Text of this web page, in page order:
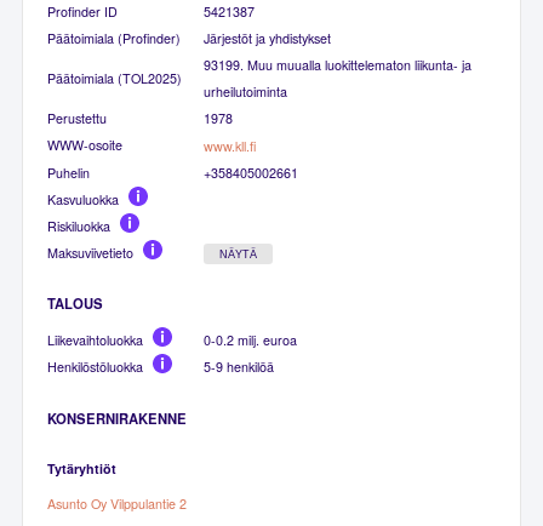
Profinder ID
5421387
Päätoimiala (Profinder)
Järjestöt ja yhdistykset
Päätoimiala (TOL2025)
93199. Muu muualla luokittelematon liikunta- ja
urheilutoiminta
Perustettu
1978
WWW-osoite
www.kll.fi
Puhelin
+358405002661
Kasvuluokka
Riskiluokka
Maksuviivetieto
NÄYTÄ
TALOUS
Liikevaihtoluokka
0-0.2 milj. euroa
Henkilöstöluokka
5-9 henkilöä
KONSERNIRAKENNE
Tytäryhtiöt
Asunto Oy Vilppulantie 2